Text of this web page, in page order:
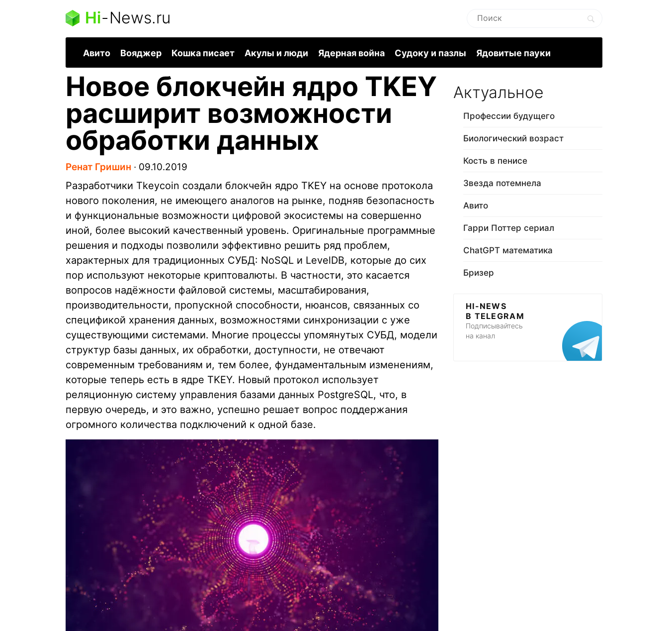
Hi-News.ru
Авито Вояджер Кошка писает Акулы и люди Ядерная война Судоку и пазлы Ядовитые пауки
Новое блокчейн ядро TKEY
расширит возможности
обработки данных
Ренат Гришин ∙ 09.10.2019
Разработчики Tkeycoin создали блокчейн ядро TKEY на основе протокола
нового поколения, не имеющего аналогов на рынке, подняв безопасность
и функциональные возможности цифровой экосистемы на совершенно
иной, более высокий качественный уровень. Оригинальные программные
решения и подходы позволили эффективно решить ряд проблем,
характерных для традиционных СУБД: NoSQL и LevelDB, которые до сих
пор используют некоторые криптовалюты. В частности, это касается
вопросов надёжности файловой системы, масштабирования,
производительности, пропускной способности, нюансов, связанных со
спецификой хранения данных, возможностями синхронизации с уже
существующими системами. Многие процессы упомянутых СУБД, модели
структур базы данных, их обработки, доступности, не отвечают
современным требованиям и, тем более, фундаментальным изменениям,
которые теперь есть в ядре TKEY. Новый протокол использует
реляционную систему управления базами данных PostgreSQL, что, в
первую очередь, и это важно, успешно решает вопрос поддержания
огромного количества подключений к одной базе.
Актуальное
Профессии будущего
Биологический возраст
Кость в пенисе
Звезда потемнела
Авито
Гарри Поттер сериал
ChatGPT математика
Бризер
HI-NEWS
В TELEGRAM
Подписывайтесь
на канал